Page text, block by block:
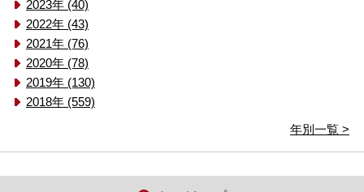
2023年 (40)
2022年 (43)
2021年 (76)
2020年 (78)
2019年 (130)
2018年 (559)
年別一覧 >